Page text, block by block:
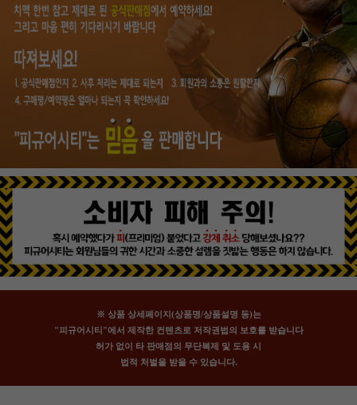
※ 상품 상세페이지(상품명/상품설명 등)는
"피규어시티"에서 제작한 컨텐츠로 저작권법의 보호를 받습니다
허가 없이 타 판매점의 무단복제 및 도용 시
법적 처벌을 받을 수 있습니다.